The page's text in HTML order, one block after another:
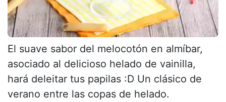
El suave sabor del melocotón en almíbar,
asociado al delicioso helado de vainilla,
hará deleitar tus papilas :D Un clásico de
verano entre las copas de helado.